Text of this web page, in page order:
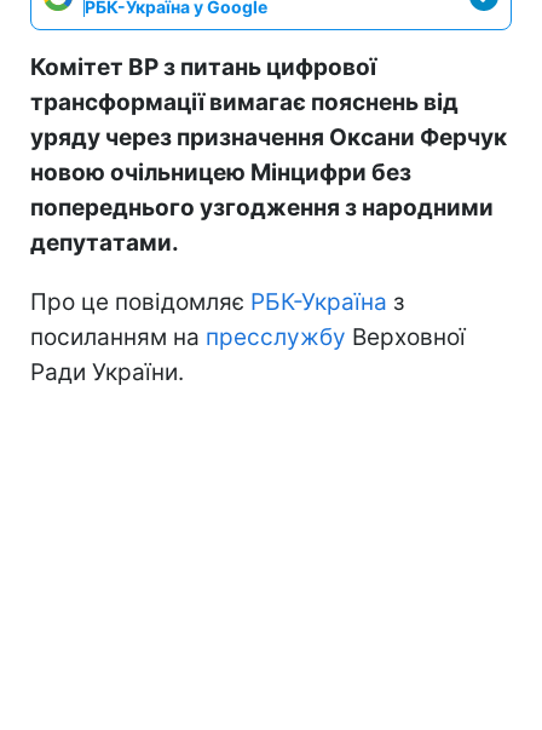
РБК-Україна у Google
Комітет ВР з питань цифрової
трансформації вимагає пояснень від
уряду через призначення Оксани Ферчук
новою очільницею Мінцифри без
попереднього узгодження з народними
депутатами.
Про це повідомляє РБК-Україна з
посиланням на пресслужбу Верховної
Ради України.